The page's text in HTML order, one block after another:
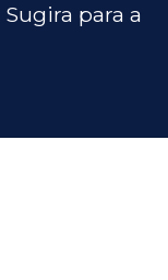
Sugira para a